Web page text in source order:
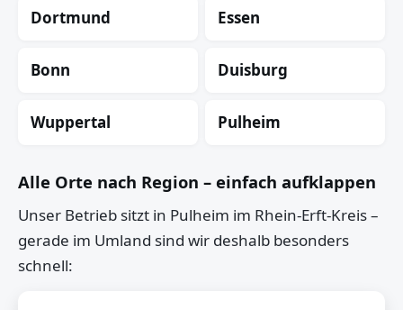
Dortmund Essen
Bonn Duisburg
Wuppertal Pulheim
Alle Orte nach Region – einfach aufklappen
Unser Betrieb sitzt in Pulheim im Rhein-Erft-Kreis –
gerade im Umland sind wir deshalb besonders
schnell: